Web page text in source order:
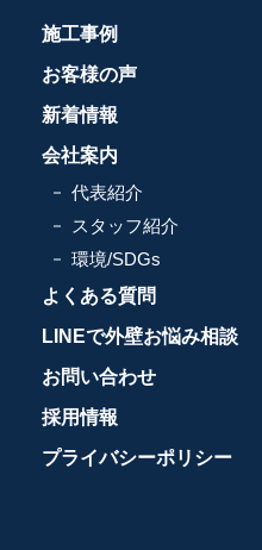
施工事例
お客様の声
新着情報
会社案内
代表紹介
スタッフ紹介
環境/SDGs
よくある質問
LINEで外壁お悩み相談
お問い合わせ
採用情報
プライバシーポリシー